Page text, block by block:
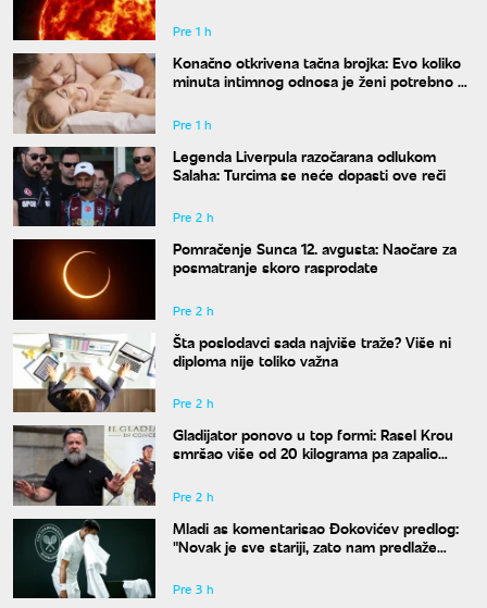
Pre 1 h
Konačno otkrivena tačna brojka: Evo koliko
minuta intimnog odnosa je ženi potrebno da
Pre 1 h
Legenda Liverpula razočarana odlukom
Salaha: Turcima se neće dopasti ove reči
Pre 2 h
Pomračenje Sunca 12. avgusta: Naočare za
posmatranje skoro rasprodate
Pre 2 h
Šta poslodavci sada najviše traže? Više ni
diploma nije toliko važna
Pre 2 h
Gladijator ponovo u top formi: Rasel Krou
smršao više od 20 kilograma pa zapalio
Pre 2 h
Mladi as komentarisao Đokovićev predlog:
"Novak je sve stariji, zato nam predlaže
Pre 3 h